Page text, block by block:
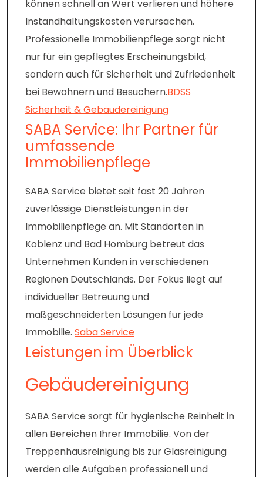
können schnell an Wert verlieren und höhere
Instandhaltungskosten verursachen.
Professionelle Immobilienpflege sorgt nicht
nur für ein gepflegtes Erscheinungsbild,
sondern auch für Sicherheit und Zufriedenheit
bei Bewohnern und Besuchern.BDSS
Sicherheit & Gebäudereinigung
SABA Service: Ihr Partner für
umfassende
Immobilienpflege
SABA Service bietet seit fast 20 Jahren
zuverlässige Dienstleistungen in der
Immobilienpflege an. Mit Standorten in
Koblenz und Bad Homburg betreut das
Unternehmen Kunden in verschiedenen
Regionen Deutschlands. Der Fokus liegt auf
individueller Betreuung und
maßgeschneiderten Lösungen für jede
Immobilie. Saba Service
Leistungen im Überblick
Gebäudereinigung
SABA Service sorgt für hygienische Reinheit in
allen Bereichen Ihrer Immobilie. Von der
Treppenhausreinigung bis zur Glasreinigung
werden alle Aufgaben professionell und